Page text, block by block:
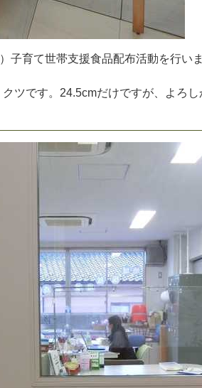
） 子育て世帯支援食品配布活動を行い ま
ク ツです。 24.5cmだけですが よ ろ し